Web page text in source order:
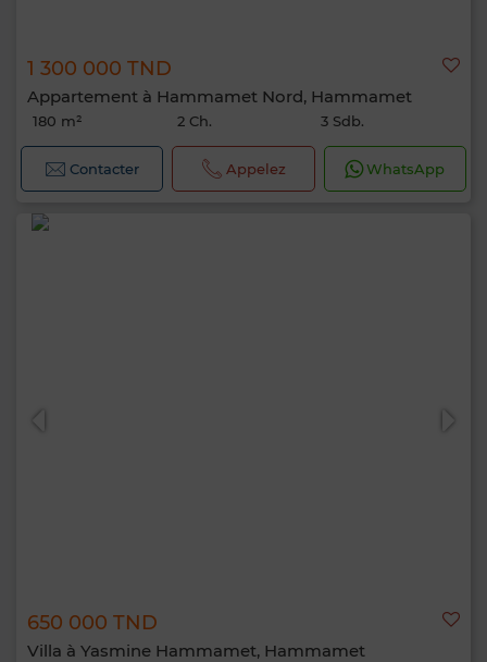
1 300 000 TND
Appartement à Hammamet Nord, Hammamet
180 m² 2 Ch. 3 Sdb.
Contacter Appelez WhatsApp
650 000 TND
Villa à Yasmine Hammamet, Hammamet